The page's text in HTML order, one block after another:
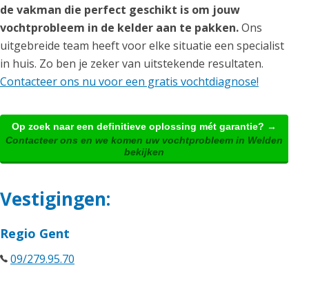
de vakman die perfect geschikt is om jouw
vochtprobleem in de kelder aan te pakken.Ons
uitgebreide team heeft voor elke situatie een specialist
in huis. Zo ben je zeker van uitstekende resultaten.
Contacteer ons nu voor een gratis vochtdiagnose!
Op zoek naar een definitieve oplossing mét garantie? →
Contacteer ons en we komen uw vochtprobleem in Welden
bekijken
Vestigingen:
Regio Gent
09/279.95.70